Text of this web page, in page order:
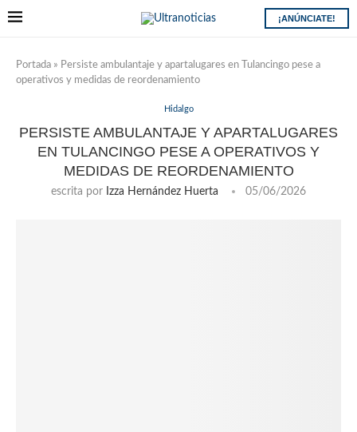
¡ANÚNCIATE!
Portada » Persiste ambulantaje y apartalugares en Tulancingo pese a
operativos y medidas de reordenamiento
Hidalgo
PERSISTE AMBULANTAJE Y APARTALUGARES
EN TULANCINGO PESE A OPERATIVOS Y
MEDIDAS DE REORDENAMIENTO
escrita por Izza Hernández Huerta 05/06/2026